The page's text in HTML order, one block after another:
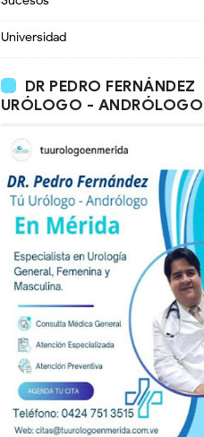
Universidad
DR PEDRO FERNÁNDEZ
URÓLOGO - ANDRÓLOGO